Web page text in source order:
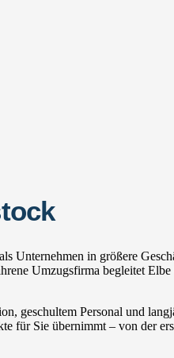
Unternehmen in größere
Umzugsfirma begleitet
geschultem Personal und
für Sie übernimmt – von der